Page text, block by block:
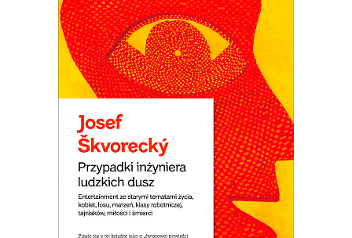
PRZYPADKI INŻYNIERA
LUDZKICH DUSZ
Powieść rzeka. Płyną nią setki
dramatycznych i śmiesznych ludzkich
losów. Wojna i komunizm. Miłość do
dziewcząt i saksofonu. Ucieczka z kraju i
tęsknota za domem. Jedna z
najlepszych czeskich powieści.